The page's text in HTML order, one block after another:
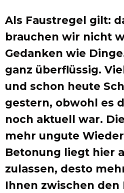
Als Faustregel gilt:
brauchen wir nicht
Gedanken wie
ganz überflüssig.
und schon heute
gestern, obwohl es
noch aktuell war.
mehr ungute
Betonung liegt hier
zulassen, desto
Ihnen zwischen den